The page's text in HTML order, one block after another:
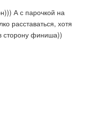
А с парочкой на
расставаться, хотя
сторону финиша))